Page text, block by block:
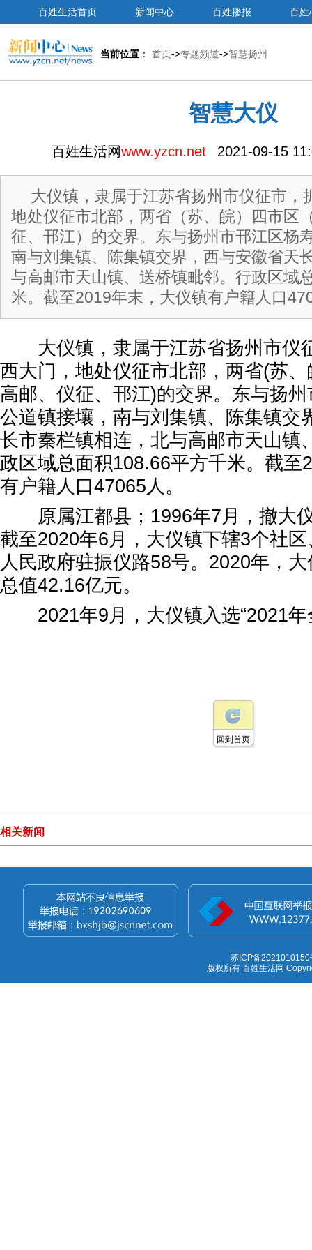
百姓生活首页 新闻中心 百姓播报 百姓
当前位置： 首页->专题频道->智慧扬州
智慧大仪
百姓生活网www.yzcn.net 2021-09-15
大仪镇，隶属于江苏省扬州市仪征市，
地处仪征市北部，两省（苏、皖）四市区
征、邗江）的交界。东与扬州市邗江区杨
南与刘集镇、陈集镇交界，西与安徽省天
与高邮市天山镇、送桥镇毗邻。行政区域
米。截至2019年末，大仪镇有户籍人口
大仪镇，隶属于江苏省扬州市仪
西大门，地处仪征市北部，两省(苏
高邮、仪征、邗江)的交界。东与扬
公道镇接壤，南与刘集镇、陈集镇交
长市秦栏镇相连，北与高邮市天山镇
政区域总面积108.66平方千米。截至
有户籍人口47065人。
原属江都县；1996年7月，撤大
截至2020年6月，大仪镇下辖3个社
人民政府驻振仪路58号。2020年，
总值42.16亿元。
2021年9月，大仪镇入选“2021年
回到首页
相关新闻
苏ICP备2021010150
版权所有 百姓生活网